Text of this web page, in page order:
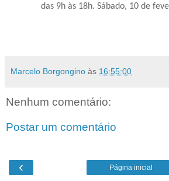
das 9h às 18h. Sábado, 10 de
Marcelo Borgongino às 16:55:00
Nenhum comentário:
Postar um comentário
‹ Página inicial